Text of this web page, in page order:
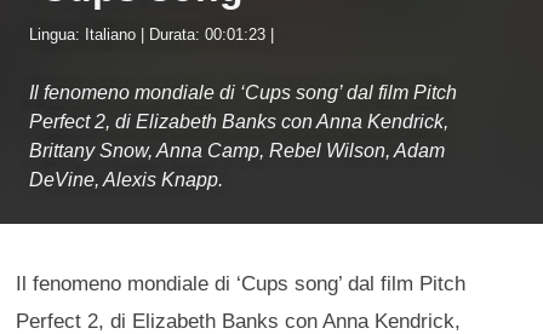
Lingua: Italiano | Durata: 00:01:23 |
Il fenomeno mondiale di ‘Cups song’ dal film Pitch
Perfect 2, di Elizabeth Banks con Anna Kendrick,
Brittany Snow, Anna Camp, Rebel Wilson, Adam
DeVine, Alexis Knapp.
Il fenomeno mondiale di ‘Cups song’ dal film Pitch
Perfect 2, di Elizabeth Banks con Anna Kendrick,